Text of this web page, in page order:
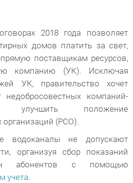
2018 года позволяет
домов платить за свет,
поставщикам ресурсов,
компанию (УК). Исключая
УК, правительство хочет
компаний-
положение
(РСО).
водоканалы не допускают
организуя сбор показаний
абонентов с помощью
учета.